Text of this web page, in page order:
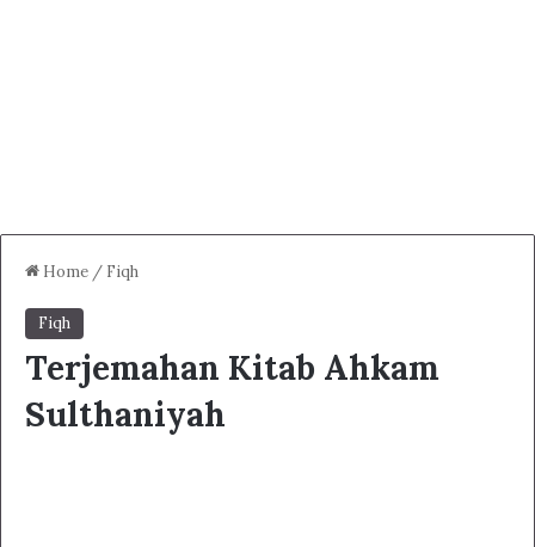
Home / Fiqh
Fiqh
Terjemahan Kitab Ahkam
Sulthaniyah